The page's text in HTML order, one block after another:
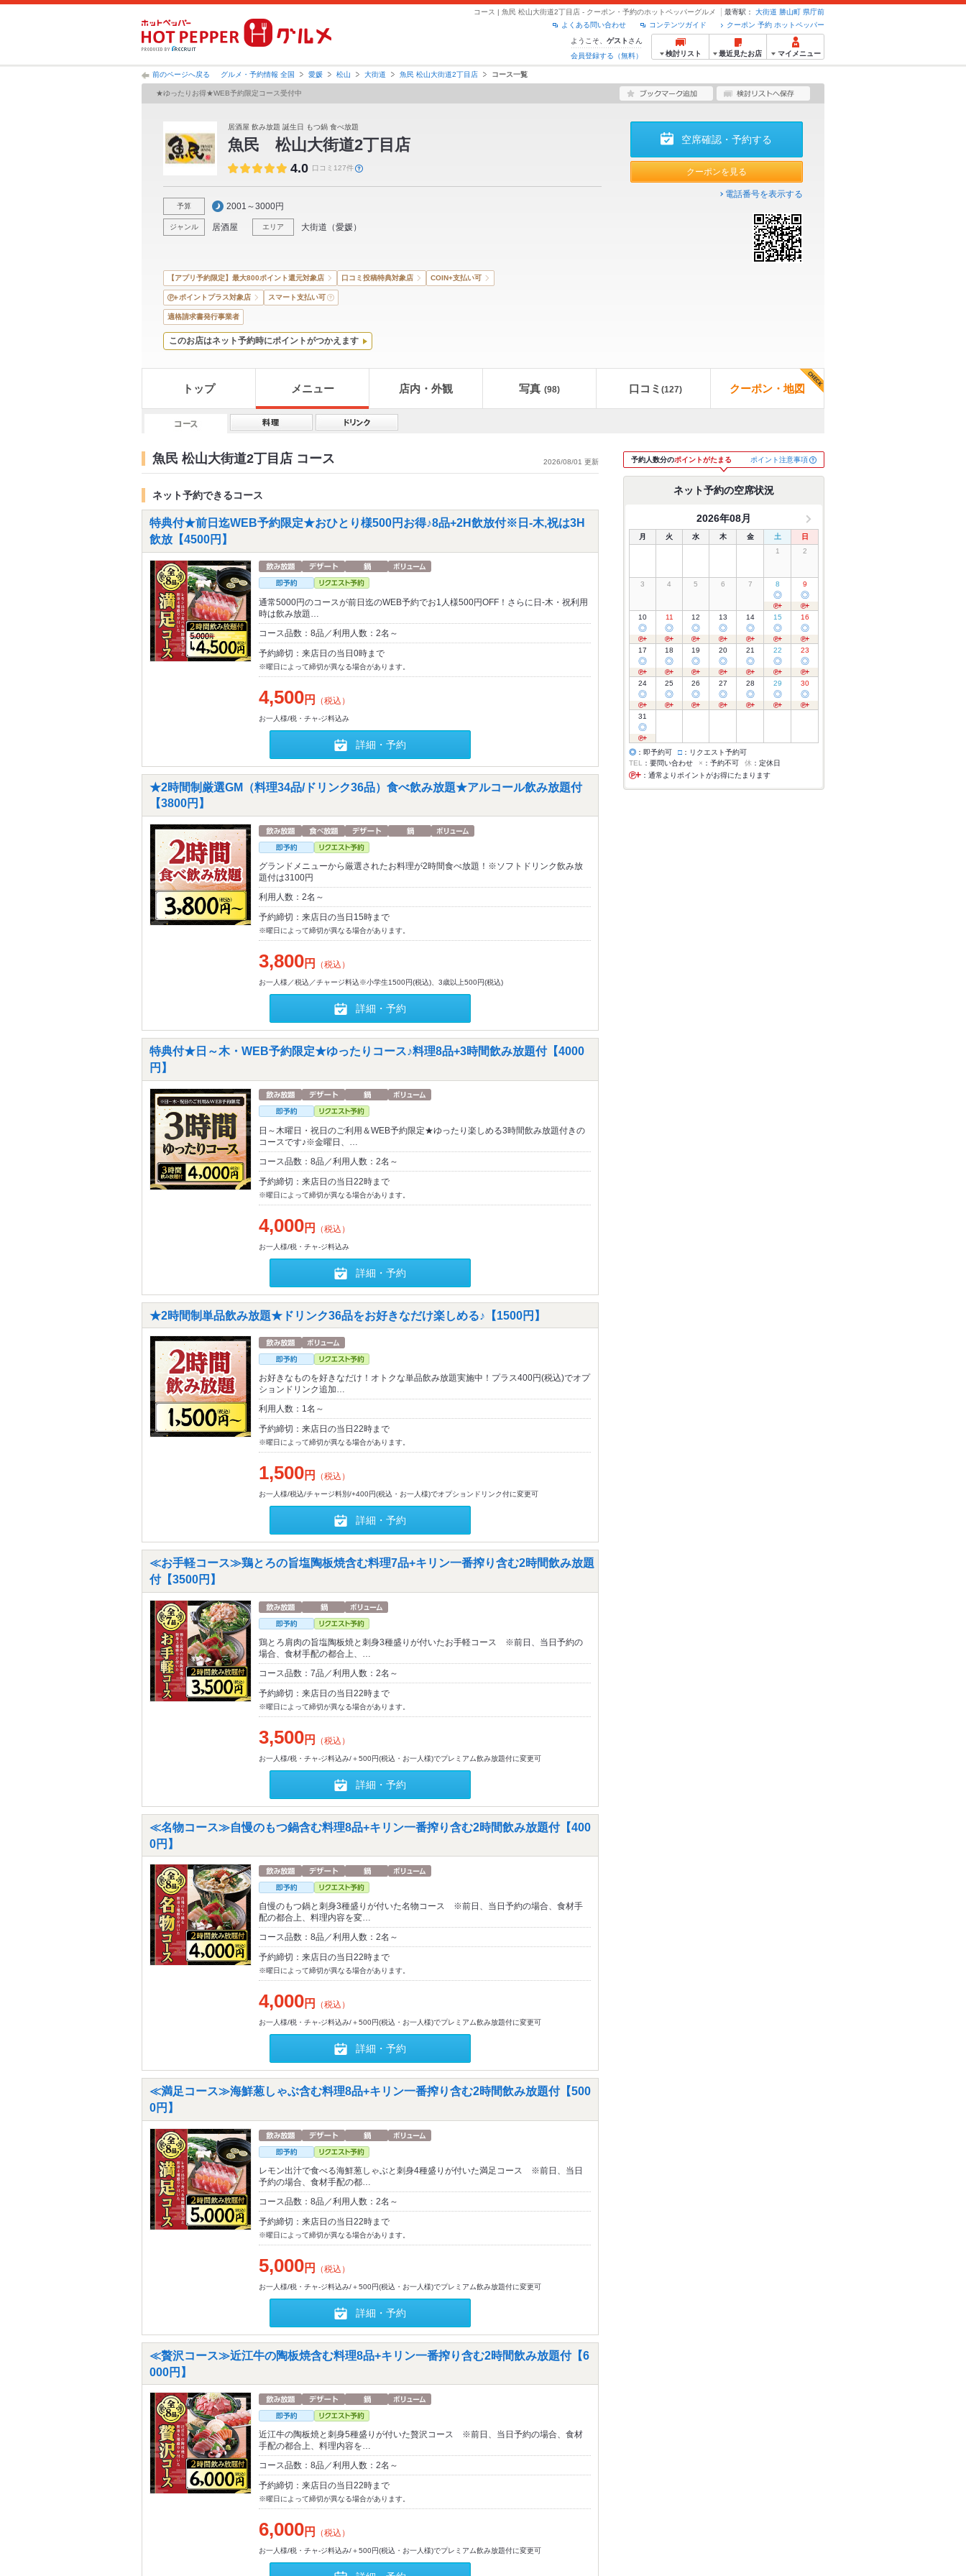
コース | 魚民 松山大街道2丁目店 - クーポン・予約のホットペッパーグルメ 最寄駅： 大街道 勝山町 県庁前
クーポン 予約 ホットペッパー
コンテンツガイド
よくある問い合わせ
ようこそ、 ゲスト さん
会員登録する（無料）
検討リスト 最近見たお店 マイメニュー
前のページへ戻る グルメ・予約情報 全国 愛媛 松山 大街道 魚民 松山大街道2丁目店 コース一覧
★ゆったりお得★WEB予約限定コース受付中
居酒屋 飲み放題 誕生日 もつ鍋 食べ放題
魚民 松山大街道2丁目店
4.0 口コミ127件
予算 2001～3000円
ジャンル 居酒屋 エリア 大街道 （愛媛）
空席確認・予約する
クーポンを見る
電話番号を表示する
【アプリ予約限定】最大800ポイント還元対象店 口コミ投稿特典対象店 COIN+支払い可
ポイントプラス対象店 スマート支払い可
適格請求書発行事業者
このお店はネット予約時にポイントがつかえます
トップ メニュー 店内・外観 写真 (98) 口コミ (127) クーポン・地図
魚民 松山大街道2丁目店 コース 2026/08/01 更新
ネット予約できるコース
特典付★前日迄WEB予約限定★おひとり様500円お得♪8品+2H飲放付※日-木,祝は3H
飲放【4500円】
通常5000円のコースが前日迄のWEB予約でお1人様500円OFF！さらに日-木・祝利用
時は飲み放題…
コース品数：8品／利用人数：2名～
予約締切：来店日の当日0時まで
※曜日によって締切が異なる場合があります。
4,500円 （税込）
お一人様/税・チャ-ジ料込み
詳細・予約
★2時間制厳選GM（料理34品/ドリンク36品）食べ飲み放題★アルコール飲み放題付
【3800円】
グランドメニューから厳選されたお料理が2時間食べ放題！※ソフトドリンク飲み放
題付は3100円
利用人数：2名～
予約締切：来店日の当日15時まで
※曜日によって締切が異なる場合があります。
3,800円 （税込）
お一人様／税込／チャージ料込※小学生1500円(税込)、3歳以上500円(税込)
詳細・予約
特典付★日～木・WEB予約限定★ゆったりコース♪料理8品+3時間飲み放題付【4000
円】
日～木曜日・祝日のご利用＆WEB予約限定★ゆったり楽しめる3時間飲み放題付きの
コースです♪※金曜日、…
コース品数：8品／利用人数：2名～
予約締切：来店日の当日22時まで
※曜日によって締切が異なる場合があります。
4,000円 （税込）
お一人様/税・チャ-ジ料込み
詳細・予約
★2時間制単品飲み放題★ドリンク36品をお好きなだけ楽しめる♪【1500円】
お好きなものを好きなだけ！オトクな単品飲み放題実施中！プラス400円(税込)でオプ
ションドリンク追加…
利用人数：1名～
予約締切：来店日の当日22時まで
※曜日によって締切が異なる場合があります。
1,500円 （税込）
お一人様/税込/チャージ料別/+400円(税込・お一人様)でオプションドリンク付に変更可
詳細・予約
≪お手軽コース≫鶏とろの旨塩陶板焼含む料理7品+キリン一番搾り含む2時間飲み放題
付【3500円】
鶏とろ肩肉の旨塩陶板焼と刺身3種盛りが付いたお手軽コース ※前日、当日予約の
場合、食材手配の都合上、…
コース品数：7品／利用人数：2名～
予約締切：来店日の当日22時まで
※曜日によって締切が異なる場合があります。
3,500円 （税込）
お一人様/税・チャ-ジ料込み/＋500円(税込・お一人様)でプレミアム飲み放題付に変更可
詳細・予約
≪名物コース≫自慢のもつ鍋含む料理8品+キリン一番搾り含む2時間飲み放題付【400
0円】
自慢のもつ鍋と刺身3種盛りが付いた名物コース ※前日、当日予約の場合、食材手
配の都合上、料理内容を変…
コース品数：8品／利用人数：2名～
予約締切：来店日の当日22時まで
※曜日によって締切が異なる場合があります。
4,000円 （税込）
お一人様/税・チャ-ジ料込み/＋500円(税込・お一人様)でプレミアム飲み放題付に変更可
詳細・予約
≪満足コース≫海鮮葱しゃぶ含む料理8品+キリン一番搾り含む2時間飲み放題付【500
0円】
レモン出汁で食べる海鮮葱しゃぶと刺身4種盛りが付いた満足コース ※前日、当日
予約の場合、食材手配の都…
コース品数：8品／利用人数：2名～
予約締切：来店日の当日22時まで
※曜日によって締切が異なる場合があります。
5,000円 （税込）
お一人様/税・チャ-ジ料込み/＋500円(税込・お一人様)でプレミアム飲み放題付に変更可
詳細・予約
≪贅沢コース≫近江牛の陶板焼含む料理8品+キリン一番搾り含む2時間飲み放題付【6
000円】
近江牛の陶板焼と刺身5種盛りが付いた贅沢コース ※前日、当日予約の場合、食材
手配の都合上、料理内容を…
コース品数：8品／利用人数：2名～
予約締切：来店日の当日22時まで
※曜日によって締切が異なる場合があります。
6,000円 （税込）
お一人様/税・チャ-ジ料込み/＋500円(税込・お一人様)でプレミアム飲み放題付に変更可
予約人数分のポイントがたまる ポイント注意事項
ネット予約の空席状況
2026年08月
月 火 水 木 金 土
日
1
2
3 4 5 6 7 8
◎
9
◎
10
◎
11
◎
12
◎
13
◎
14
◎
15
◎
16
◎
17
◎
18
◎
19
◎
20
◎
21
◎
22
◎
23
◎
24
◎
25
◎
26
◎
27
◎
28
◎
29
◎
30
◎
31
◎
◎ ：即予約可 □ ：リクエスト予約可
TEL
：要問い合わせ × ：予約不可 休 ：定休日
：通常よりポイントがお得にたまります